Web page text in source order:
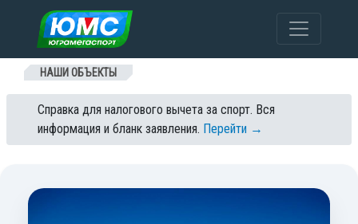
Перейти к содержанию
НАШИ ОБЪЕКТЫ
Справка для налогового вычета за спорт. Вся
информация и бланк заявления. Перейти →